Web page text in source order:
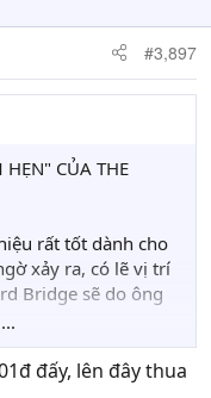
#3,897
CỦA THE
rất tốt dành cho
xảy ra, có lẽ vị trí
Bridge sẽ do ông
hiện đang dẫn
Đội bóng của
đấy, lên đây thua